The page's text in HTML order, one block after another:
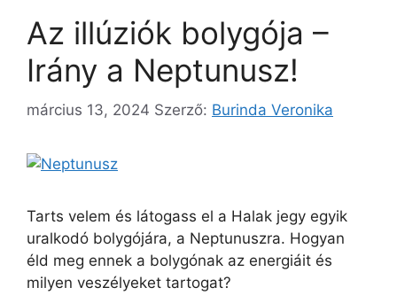
Az illúziók bolygója –
Irány a Neptunusz!
március 13, 2024 Szerző: Burinda Veronika
Tarts velem és látogass el a Halak jegy egyik
uralkodó bolygójára, a Neptunuszra. Hogyan
éld meg ennek a bolygónak az energiáit és
milyen veszélyeket tartogat?